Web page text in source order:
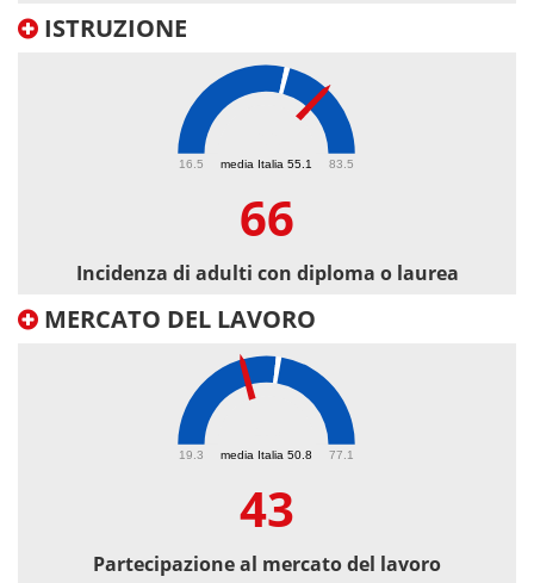
ISTRUZIONE
media Italia 55.1
16.5 83.5
66
Incidenza di adulti con diploma o laurea
MERCATO DEL LAVORO
media Italia 50.8
19.3 77.1
43
Partecipazione al mercato del lavoro